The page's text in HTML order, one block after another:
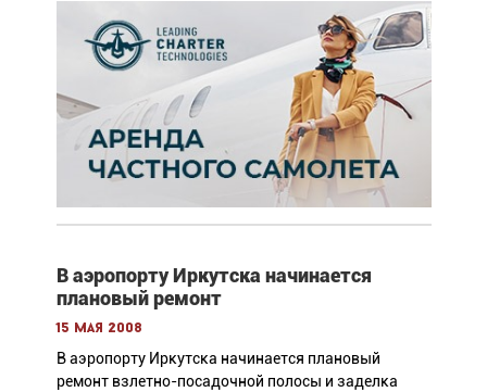
В аэропорту Иркутска начинается
плановый ремонт
15 мая 2008
В аэропорту Иркутска начинается плановый
ремонт взлетно-посадочной полосы и заделка